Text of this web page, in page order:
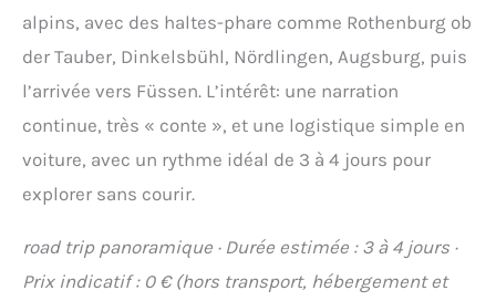
alpins, avec des haltes-phare comme Rothenburg ob
der Tauber, Dinkelsbühl, Nördlingen, Augsburg, puis
l’arrivée vers Füssen. L’intérêt: une narration
continue, très « conte », et une logistique simple en
voiture, avec un rythme idéal de 3 à 4 jours pour
explorer sans courir.
road trip panoramique · Durée estimée : 3 à 4 jours ·
Prix indicatif : 0 € (hors transport, hébergement et